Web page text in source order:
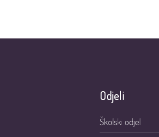
Odjeli
Školski odjel